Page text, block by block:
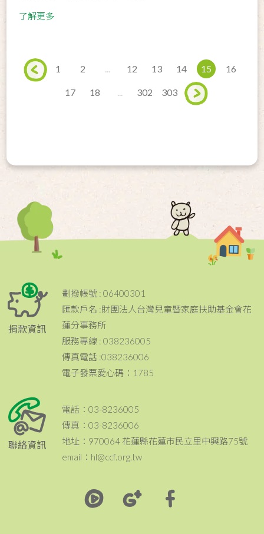
了解更多
1 2 12 13 14 15 16
17 18 302 303
捐款資訊
劃撥帳號 : 06400301
匯款戶名 :財團法人台灣兒童暨家庭扶助基金會花
蓮分事務所
服務專線 : 038236005
傳真電話 :038236006
電子發票愛心碼：1785
聯絡資訊
電話：03-8236005
傳真：03-8236006
地址：970064 花蓮縣花蓮市民立里中興路75號
email：hl@ccf.org.tw